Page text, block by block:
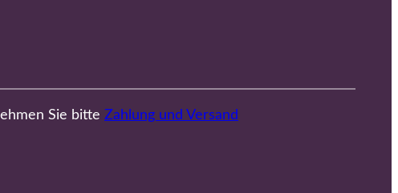
Sie bitte Zahlung und Versand